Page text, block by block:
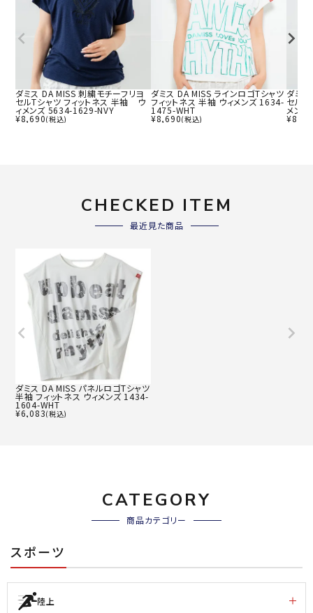
ダミス DA MISS 刺繍モチーフリヨ
セルTシャツ フィットネス 半袖 ウ
ィメンズ 5634-1629-NVY
¥8,690(税込)
ダミス DA MISS ラインロゴTシャツ
フィットネス 半袖 ウィメンズ 1634-
1475-WHT
¥8,690(税込)
ダミ
セルT
メン
¥
CHECKED ITEM
最近見た商品
ダミス DA MISS パネルロゴTシャツ
半袖 フィットネス ウィメンズ 1434-
1604-WHT
¥6,083(税込)
CATEGORY
商品カテゴリー
スポーツ
陸上